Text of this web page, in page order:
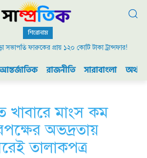
শিরোনাম
সভাপতি ফারুকের প্রায় ১২০ কোটি টাকা ট্রান্সফার!
রাজনীতি সারাবাংলা
খাবারে মাংস কম
অভদ্রতায়
তালাকপত্র